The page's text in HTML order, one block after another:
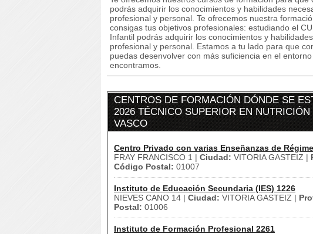
podrás adquirir los conocimientos y habilidades
profesional y personal. Te ofrecemos nuestra
consigas tus objetivos profesionales: estudiando el
Infantil podrás adquirir los conocimientos y
profesional y personal. Estamos a tu lado para que
puedas desenvolver con más suficiencia en el
encontramos.
CENTROS DE FORMACIÓN DÓNDE SE
2026 TÉCNICO SUPERIOR EN
VASCO
Centro Privado con varias Enseñanzas de
FRAY FRANCISCO 1 | Ciudad: VITORIA GASTEIZ |
Código Postal: 01007
Instituto de Educación Secundaria (IES) 1226
NIEVES CANO 14 | Ciudad: VITORIA GASTEIZ |
Postal: 01006
Instituto de Formación Profesional 2261